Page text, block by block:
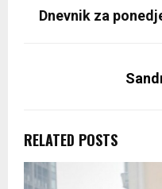
Dnevnik za
RELATED POSTS